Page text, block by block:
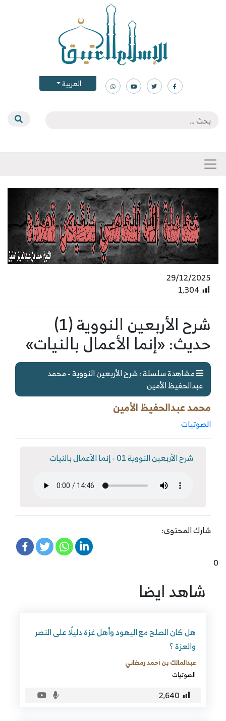
العربية
29/12/2025
1٬304
شرح الأربعين النووية (1)
حديث: «إنما الأعمال بالنيات»
مشاهدة سلسلة : شرح الأربعين النووية - محمد
عبدالحفيظ الأمين
محمد عبدالحفيظ الأمين
الصوتيات
شرح الأربعين النووية 01 - إنما الأعمال بالنيات
شارك المحتوى:
0
شاهد ايضا
هل كان الصلح مع اليهود وأهل غزة دليلًا على النصر
والعزة ؟
عبدالمالك بن أحمد رمضاني
الصوتيات
2٬640